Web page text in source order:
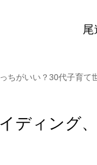
ちがいい？30代子育て
ディング